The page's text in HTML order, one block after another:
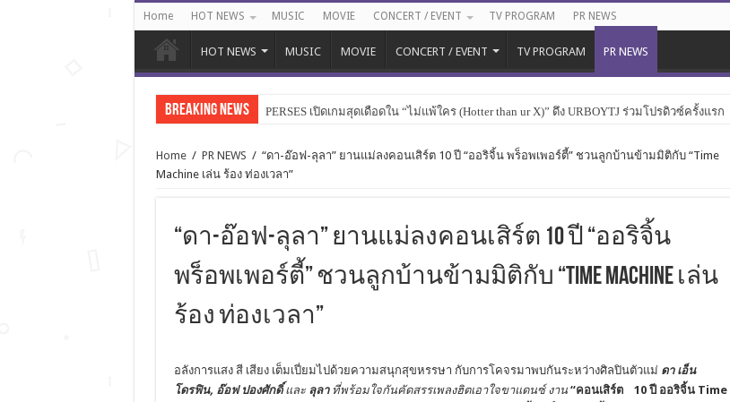
Home HOT NEWS MUSIC MOVIE CONCERT / EVENT TV PROGRAM PR NEWS
HOT NEWS MUSIC MOVIE CONCERT / EVENT TV PROGRAM PR NEWS
Breaking News PERSES เปิดเกมสุดเดือดใน “ไม่แพ้ใคร (Hotter than ur X)” ดึง URBOYTJ ร่วมโปรดิวซ์ครั้งแรก
Home / PR NEWS / “ดา-อ๊อฟ-ลุลา” ยานแม่ลงคอนเสิร์ต 10 ปี “ออริจิ้น พร็อพเพอร์ตี้” ชวนลูกบ้านข้ามมิติกับ “Time
Machine เล่น ร้อง ท่องเวลา”
“ดา-อ๊อฟ-ลุลา” ยานแม่ลงคอนเสิร์ต 10 ปี “ออริจิ้น
พร็อพเพอร์ตี้” ชวนลูกบ้านข้ามมิติกับ “Time Machine เล่น
ร้อง ท่องเวลา”
อลังการแสง สี เสียง เต็มเปี่ยมไปด้วยความสนุกสุขหรรษา กับการโคจรมาพบกันระหว่างศิลปินตัวแม่ ดา เอ็น
โดรฟิน, อ๊อฟ ปองศักดิ์และ ลุลา ที่พร้อมใจกันคัดสรรเพลงฮิตเอาใจขาแดนซ์ งาน “คอนเสิร์ต 10ปี ออริจิ้น Time